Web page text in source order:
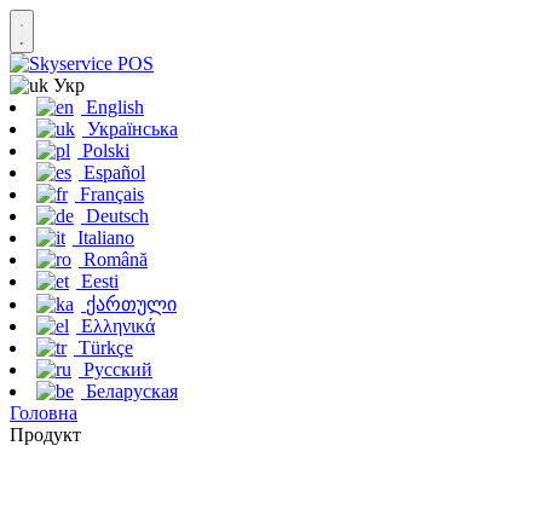
Укр
English
Українська
Polski
Español
Français
Deutsch
Italiano
Română
Eesti
ქართული
Ελληνικά
Türkçe
Русский
Беларуская
Головна
Продукт